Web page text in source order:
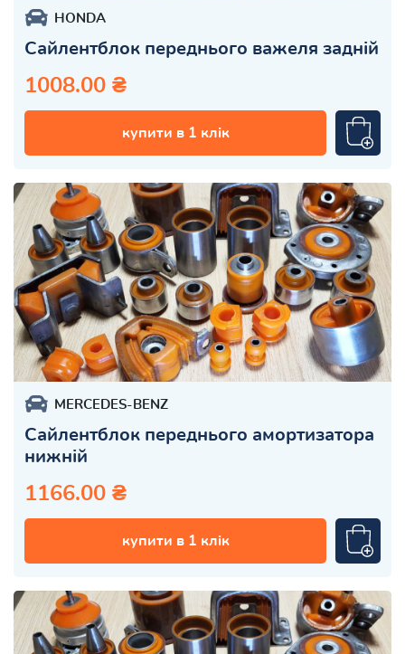
HONDA
Сайлентблок переднього важеля задній
1008.00 ₴
купити в 1 клік
MERCEDES-BENZ
Сайлентблок переднього амортизатора
нижній
1166.00 ₴
купити в 1 клік